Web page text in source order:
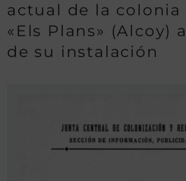
actual de la colonia
«Els Plans» (Alcoy)
de su instalación